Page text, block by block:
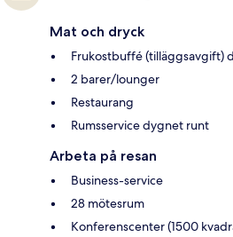
Mat och dryck
Frukostbuffé (tilläggsavgift)
2 barer/lounger
Restaurang
Rumsservice dygnet runt
Arbeta på resan
Business-service
28 mötesrum
Konferenscenter (1500